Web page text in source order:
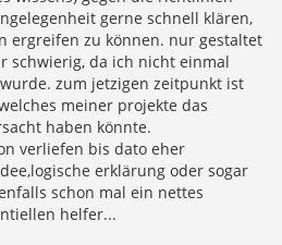
gerne schnell klären,
ergreifen zu können. nur gestaltet
schwierig, da ich nicht einmal
zum jetzigen zeitpunkt ist
meiner projekte das
haben könnte.
verliefen bis dato eher
erklärung oder sogar
schon mal ein nettes
helfer...